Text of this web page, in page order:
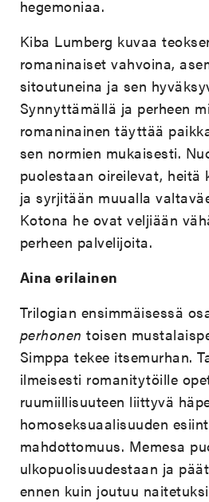
hegemoniaa.
Kiba Lumberg kuvaa
romaninaiset vahvoina,
sitoutuneina ja sen
Synnyttämällä ja perheen
romaninainen täyttää
sen normien mukaisesti.
puolestaan oireilevat, heitä
ja syrjitään muualla
Kotona he ovat veljiään
perheen palvelijoita.
Aina erilainen
Trilogian ensimmäisessä
perhonen toisen
Simppa tekee itsemurhan.
ilmeisesti romanitytöille
ruumiillisuuteen liittyvä
homoseksuaalisuuden
mahdottomuus. Memesa
ulkopuolisuudestaan ja
ennen kuin joutuu